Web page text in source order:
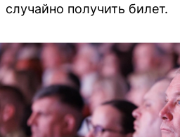
случайно получить билет.